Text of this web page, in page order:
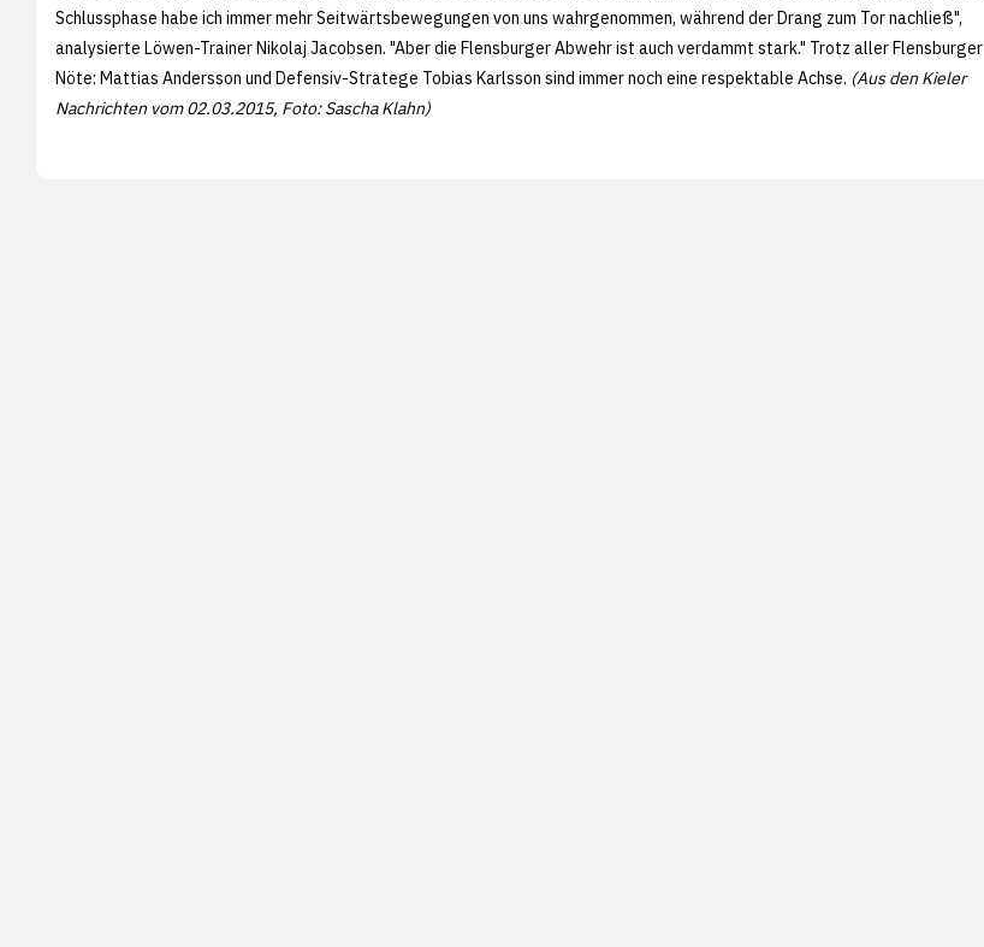
Schlussphase habe ich immer mehr Seitwärtsbewegungen von uns wahrgenommen, während der Drang zum Tor nachließ",
analysierte Löwen-Trainer Nikolaj Jacobsen. "Aber die Flensburger Abwehr ist auch verdammt stark." Trotz aller Flensburger
Nöte: Mattias Andersson und Defensiv-Stratege Tobias Karlsson sind immer noch eine respektable Achse. (Aus den Kieler
Nachrichten vom 02.03.2015, Foto:Sascha Klahn)